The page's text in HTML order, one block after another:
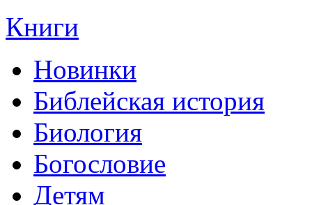
Книги
Новинки
Библейская история
Биология
Богословие
Детям